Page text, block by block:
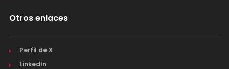
Otros enlaces
Perfil de X
LinkedIn